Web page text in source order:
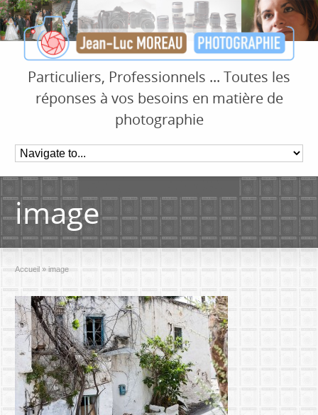
Particuliers, Professionnels ... Toutes les
réponses à vos besoins en matière de
photographie
image
Accueil » image